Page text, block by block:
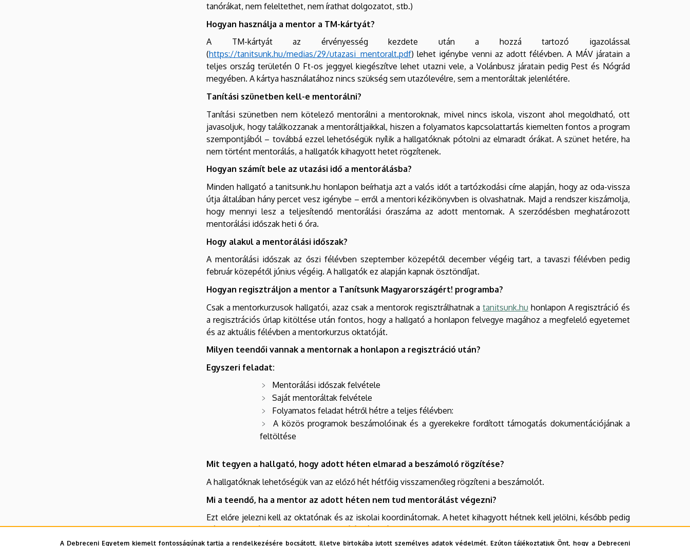
tanórákat, nem feleltethet, nem írathat dolgozatot, stb.)
Hogyan használja a mentor a TM-kártyát?
A TM-kártyát az érvényesség kezdete után a hozzá tartozó igazolással
(https://tanitsunk.hu/medias/29/utazasi_mentoralt.pdf) lehet igénybe venni az adott félévben. A MÁV járatain a
teljes ország területén 0 Ft-os jeggyel kiegészítve lehet utazni vele, a Volánbusz járatain pedig Pest és Nógrád
megyében. A kártya használatához nincs szükség sem utazólevélre, sem a mentoráltak jelenlétére.
Tanítási szünetben kell-e mentorálni?
Tanítási szünetben nem kötelező mentorálni a mentoroknak, mivel nincs iskola, viszont ahol megoldható, ott
javasoljuk, hogy találkozzanak a mentoráltjaikkal, hiszen a folyamatos kapcsolattartás kiemelten fontos a program
szempontjából – továbbá ezzel lehetőségük nyílik a hallgatóknak pótolni az elmaradt órákat. A szünet hetére, ha
nem történt mentorálás, a hallgatók kihagyott hetet rögzítenek.
Hogyan számít bele az utazási idő a mentorálásba?
Minden hallgató a tanitsunk.hu honlapon beírhatja azt a valós időt a tartózkodási címe alapján, hogy az oda-vissza
útja általában hány percet vesz igénybe – erről a mentori kézikönyvben is olvashatnak. Majd a rendszer kiszámolja,
hogy mennyi lesz a teljesítendő mentorálási óraszáma az adott mentornak. A szerződésben meghatározott
mentorálási időszak heti 6 óra.
Hogy alakul a mentorálási időszak?
A mentorálási időszak az őszi félévben szeptember közepétől december végéig tart, a tavaszi félévben pedig
február közepétől június végéig. A hallgatók ez alapján kapnak ösztöndíjat.
Hogyan regisztráljon a mentor a Tanítsunk Magyarországért! programba?
Csak a mentorkurzusok hallgatói, azaz csak a mentorok regisztrálhatnak atanitsunk.hu honlapon A regisztráció és
a regisztrációs űrlap kitöltése után fontos, hogy a hallgató a honlapon felvegye magához a megfelelő egyetemet
és az aktuális félévben a mentorkurzus oktatóját.
Milyen teendői vannak a mentornak a honlapon a regisztráció után?
Egyszeri feladat:
Mentorálási időszak felvétele
Saját mentoráltak felvétele
Folyamatos feladat hétről hétre a teljes félévben:
A közös programok beszámolóinak és a gyerekekre fordított támogatás dokumentációjának a
feltöltése
Mit tegyen a hallgató, hogy adott héten elmarad a beszámoló rögzítése?
A hallgatóknak lehetőségük van az előző hét hétfőig visszamenőleg rögzíteni a beszámolót.
Mi a teendő, ha a mentor az adott héten nem tud mentorálást végezni?
Ezt előre jelezni kell az oktatónak és az iskolai koordinátornak. A hetet kihagyott hétnek kell jelölni, később pedig
pótolni szükséges a kihagyott mentorálási óraszámot.
A Debreceni Egyetem kiemelt fontosságúnak tartja a rendelkezésére bocsátott, illetve birtokába jutott személyes adatok védelmét. Ezúton tájékoztatjuk Önt, hogy a Debreceni